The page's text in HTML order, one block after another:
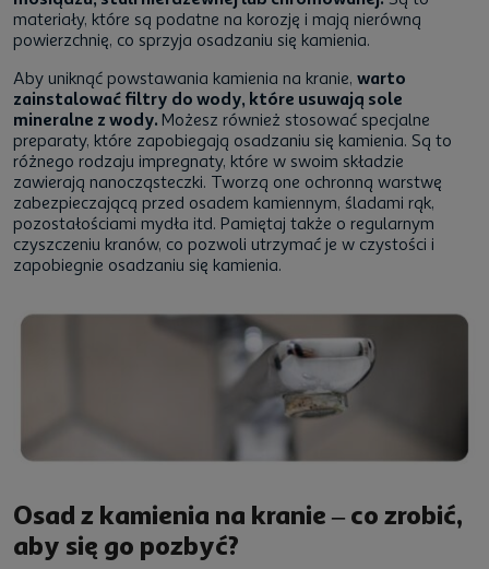
materiały, które są podatne na korozję i mają nierówną
powierzchnię, co sprzyja osadzaniu się kamienia.
Aby uniknąć powstawania kamienia na kranie, warto
zainstalować filtry do wody, które usuwają sole
mineralne z wody. Możesz również stosować specjalne
preparaty, które zapobiegają osadzaniu się kamienia. Są to
różnego rodzaju impregnaty, które w swoim składzie
zawierają nanocząsteczki. Tworzą one ochronną warstwę
zabezpieczającą przed osadem kamiennym, śladami rąk,
pozostałościami mydła itd. Pamiętaj także o regularnym
czyszczeniu kranów, co pozwoli utrzymać je w czystości i
zapobiegnie osadzaniu się kamienia.
Osad z kamienia na kranie – co zrobić,
aby się go pozbyć?